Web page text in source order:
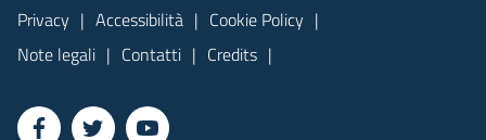
Privacy Accessibilità
Cookie Policy
Note legali
Contatti Credits